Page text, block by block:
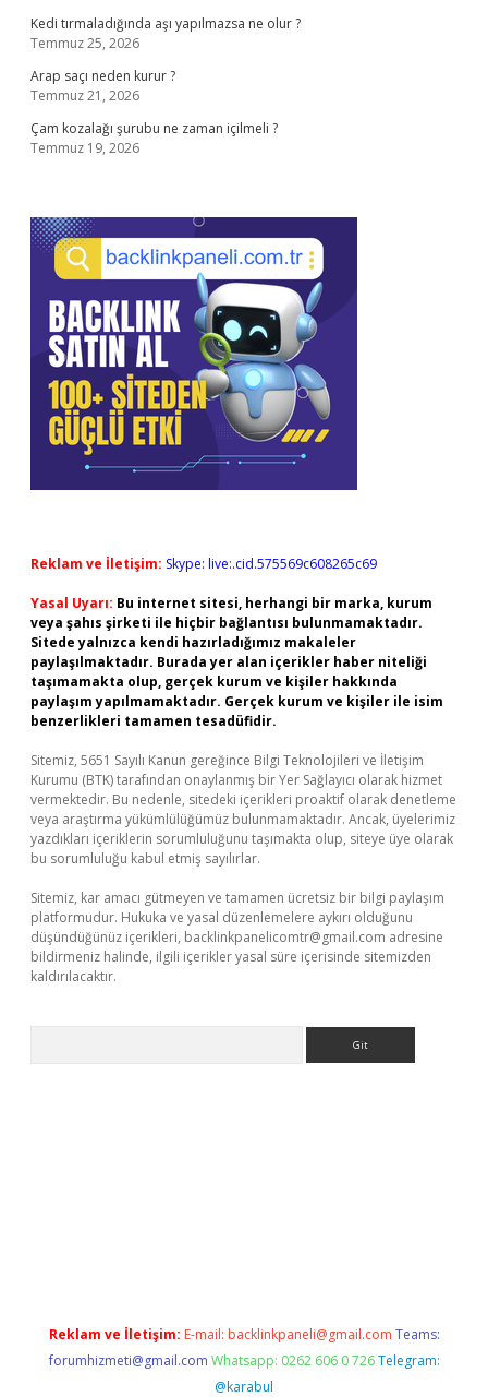
Kedi tırmaladığında aşı yapılmazsa ne olur ?
Temmuz 25, 2026
Arap saçı neden kurur ?
Temmuz 21, 2026
Çam kozalağı şurubu ne zaman içilmeli ?
Temmuz 19, 2026
Reklam ve İletişim: Skype: live:.cid.575569c608265c69
Yasal Uyarı: Bu internet sitesi, herhangi bir marka, kurum
veya şahıs şirketi ile hiçbir bağlantısı bulunmamaktadır.
Sitede yalnızca kendi hazırladığımız makaleler
paylaşılmaktadır. Burada yer alan içerikler haber niteliği
taşımamakta olup, gerçek kurum ve kişiler hakkında
paylaşım yapılmamaktadır. Gerçek kurum ve kişiler ile isim
benzerlikleri tamamen tesadüfidir.
Sitemiz, 5651 Sayılı Kanun gereğince Bilgi Teknolojileri ve İletişim
Kurumu (BTK) tarafından onaylanmış bir Yer Sağlayıcı olarak hizmet
vermektedir. Bu nedenle, sitedeki içerikleri proaktif olarak denetleme
veya araştırma yükümlülüğümüz bulunmamaktadır. Ancak, üyelerimiz
yazdıkları içeriklerin sorumluluğunu taşımakta olup, siteye üye olarak
bu sorumluluğu kabul etmiş sayılırlar.
Sitemiz, kar amacı gütmeyen ve tamamen ücretsiz bir bilgi paylaşım
platformudur. Hukuka ve yasal düzenlemelere aykırı olduğunu
düşündüğünüz içerikleri, backlinkpanelicomtr@gmail.com adresine
bildirmeniz halinde, ilgili içerikler yasal süre içerisinde sitemizden
kaldırılacaktır.
Reklam ve İletişim: E-mail: backlinkpaneli@gmail.com Teams:
forumhizmeti@gmail.com Whatsapp: 0262 606 0 726 Telegram:
@karabul